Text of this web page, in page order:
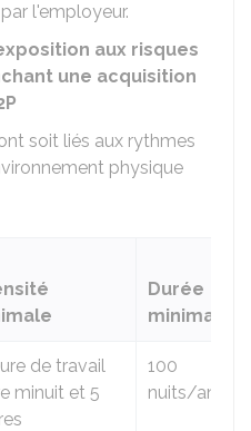
l'employeur.
aux risques
une acquisition
soit liés aux rythmes
physique
Durée
minimale
de travail
minuit et 5
100
nuits/an